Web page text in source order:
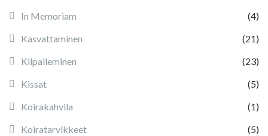
In Memoriam
(4)
Kasvattaminen
(21)
Kilpaileminen
(23)
Kissat
(5)
Koirakahvila
(1)
Koiratarvikkeet
(5)